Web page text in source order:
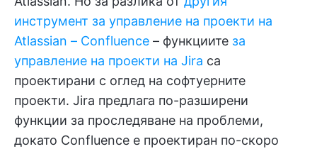
инструмент за управление на проекти на
Atlassian – Confluence – функциите за
управление на проекти на Jira са
проектирани с оглед на софтуерните
проекти. Jira предлага по-разширени
функции за проследяване на проблеми,
докато Confluence е проектиран по-скоро